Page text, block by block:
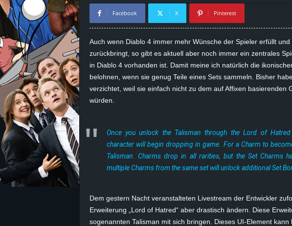
n
s
g
z
c
h
Facebook X Pinterest
Auch wenn Diablo 4 immer mehr Wünsche der Spieler erfüllt
zurückbringt, so gibt es aktuell aber noch immer ein zentrales
in Diablo 4 vorhanden ist. Damit meine ich natürlich die
belohnen, wenn sie genug Teile eines Sets sammeln. Bisher
verzichtet, weil sie einfach nicht zu dem auf Affixen basierenden
würden.
Once you unlock the Talisman through the Lord of
character will begin dropping in game. For a Charm to
Talisman. Charms drop in all rarities, but the Set Charms
multiple Charms from the same set will unlock additional Set
Dem gestern Nacht veranstalteten Livestream der Entwickler
Erweiterung „Lord of Hatred“ aber drastisch ändern. Diese
sogenannten Talisman mit sich bringen. Dieses UI-Element